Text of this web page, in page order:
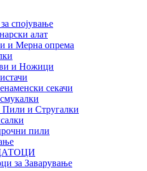
спојување
алат
и Мерна опрема
и Ножици
секачи
Пили и Стругалки
пили
за Заварување